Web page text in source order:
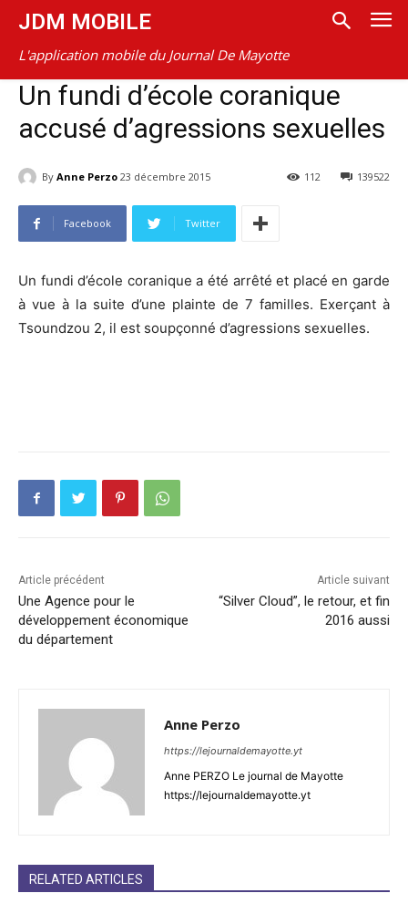
JDM MOBILE
L'application mobile du Journal De Mayotte
Un fundi d’école coranique
accusé d’agressions sexuelles
By Anne Perzo 23 décembre 2015 139522
112
Facebook Twitter
Un fundi d’école coranique a été arrêté et placé en garde
à vue à la suite d’une plainte de 7 familles. Exerçant à
Tsoundzou 2, il est soupçonné d’agressions sexuelles.
Article précédent
Une Agence pour le
développement économique
du département
Article suivant
“Silver Cloud”, le retour, et fin
2016 aussi
Anne Perzo
https://lejournaldemayotte.yt
Anne PERZO Le journal de Mayotte
https://lejournaldemayotte.yt
RELATED ARTICLES